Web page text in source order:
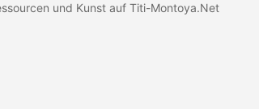
und Kunst auf Titi-Montoya.Net